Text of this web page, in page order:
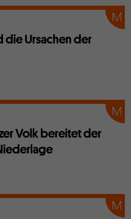
die Ursachen der
Volk bereitet der